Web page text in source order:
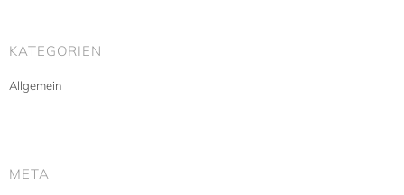
KATEGORIEN
Allgemein
META